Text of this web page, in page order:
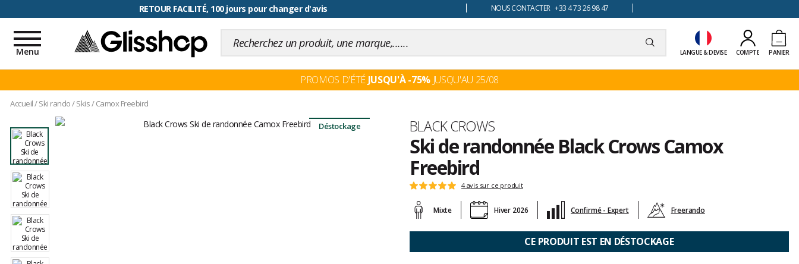
RETOUR FACILITÉ, 100 jours pour changer d'avis NOUS CONTACTER +33 4 73 26 98 47
LANGUE & DEVISE COMPTE PANIER
Toggle
navigation
Menu
PROMOS D'ÉTÉ JUSQU'À -75%JUSQU'AU 25/08
Accueil/Ski rando/Skis/Camox Freebird
Déstockage Marque
BLACK CROWS
Ski de randonnée Black Crows Camox
Freebird
Les
clients
Note
sur
5
4 avis sur ce produit
Mixte Hiver 2026 Confirmé - Expert Freerando
CE PRODUIT EST EN DÉSTOCKAGE